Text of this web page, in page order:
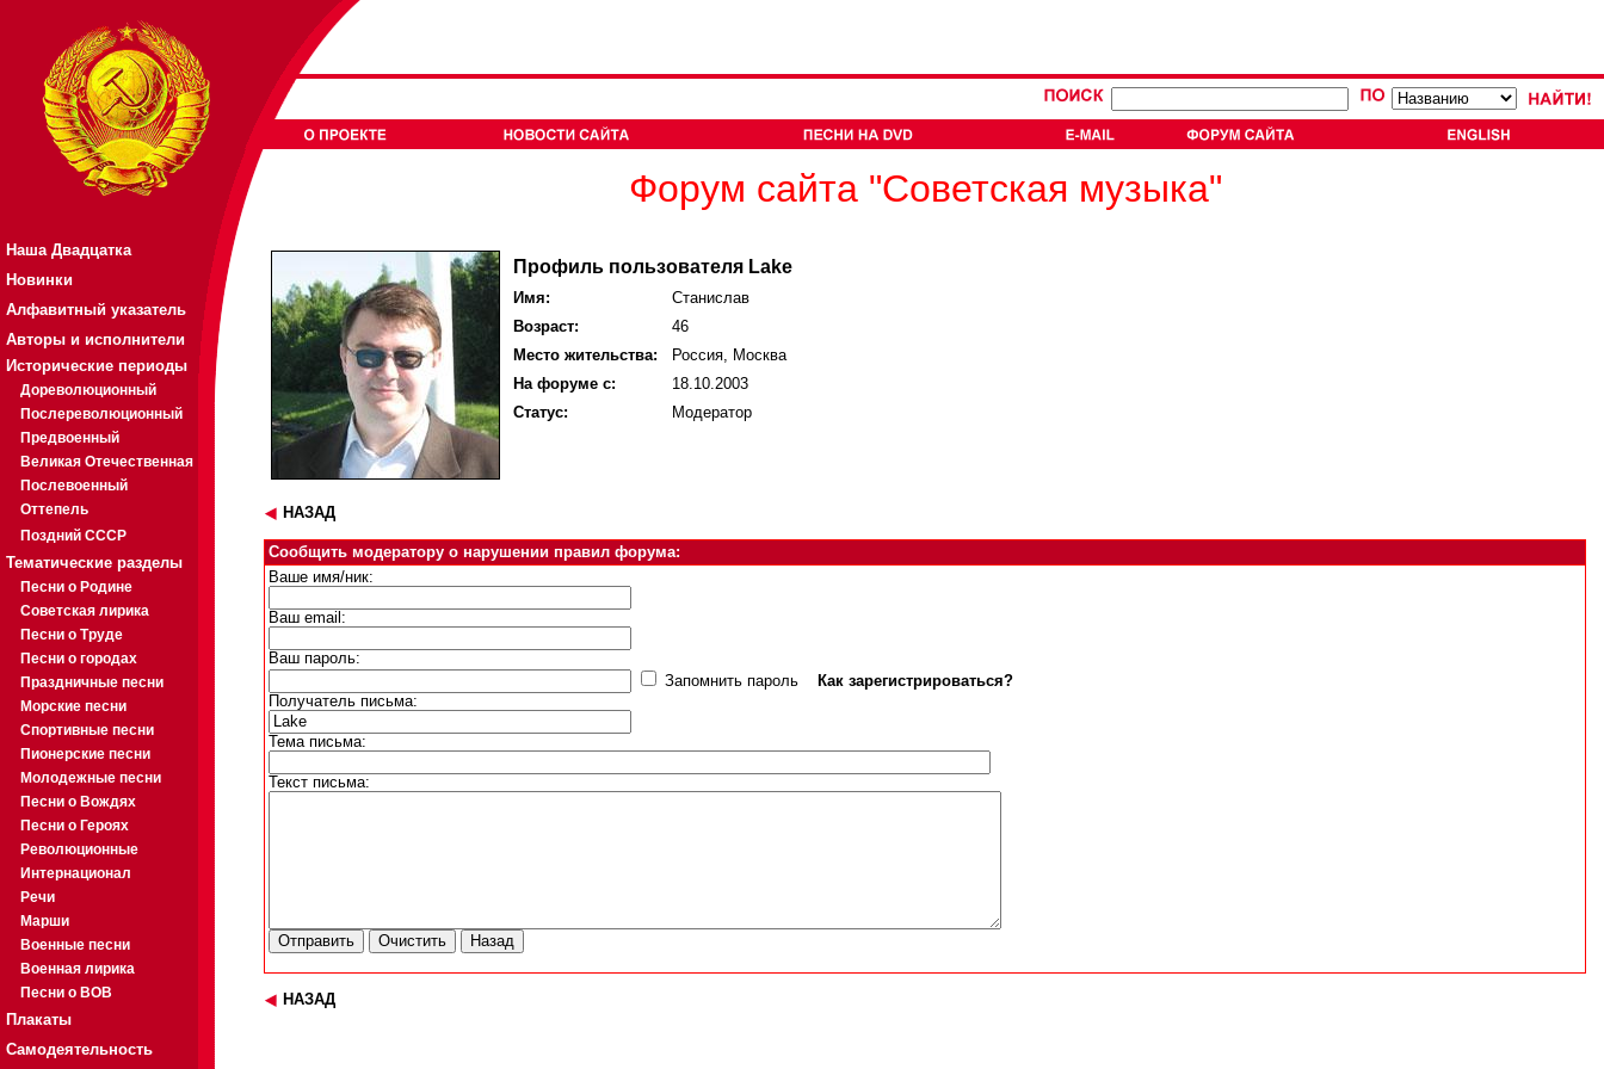
Наша Двадцатка
Новинки
Алфавитный указатель
Авторы и исполнители
Исторические периоды
Дореволюционный
Послереволюционный
Предвоенный
Великая Отечественная
Послевоенный
Оттепель
Поздний СССР
Тематические разделы
Песни о Родине
Советская лирика
Песни о Труде
Песни о городах
Праздничные песни
Морские песни
Спортивные песни
Пионерские песни
Молодежные песни
Песни о Вождях
Песни о Героях
Революционные
Интернационал
Речи
Марши
Военные песни
Военная лирика
Песни о ВОВ
Плакаты
Самодеятельность
Форум сайта "Советская музыка"
Профиль пользователя Lake
Имя:
Станислав
Возраст:
46
Место жительства:
Россия, Москва
На форуме с:
18.10.2003
Статус:
Модератор
НАЗАД
Сообщить модератору о нарушении правил форума:
Ваше имя/ник:
Ваш email:
Ваш пароль:
Запомнить пароль
Как зарегистрироваться?
Получатель письма:
Тема письма:
Текст письма:
НАЗАД